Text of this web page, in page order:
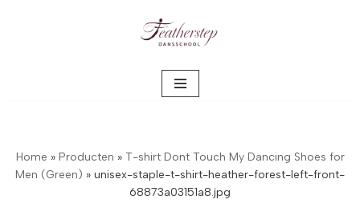
Home » Producten » T-shirt Dont Touch My Dancing Shoes for
Men (Green) » unisex-staple-t-shirt-heather-forest-left-front-
68873a03151a8.jpg